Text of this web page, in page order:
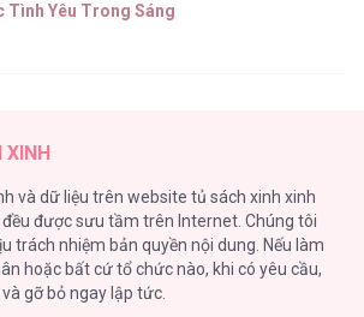
Tình Yêu Trong Sáng
Con Đi, Tiền Bạc Mới Là Tất Cả
và dữ liệu trên website tủ sách xinh xinh
được sưu tầm trên Internet. Chúng tôi
trách nhiệm bản quyền nội dung. Nếu làm
hoặc bất cứ tổ chức nào, khi có yêu cầu,
gỡ bỏ ngay lập tức.